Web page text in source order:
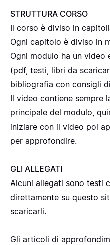
STRUTTURA CORSO
Il corso è diviso in
Ogni capitolo è diviso in
Ogni modulo ha un video
(pdf, testi, libri da
bibliografia con consigli
Il video contiene sempre
principale del modulo,
iniziare con il video poi
per approfondire.
GLI ALLEGATI
Alcuni allegati sono testi
direttamente su questo
scaricarli.
Gli articoli di